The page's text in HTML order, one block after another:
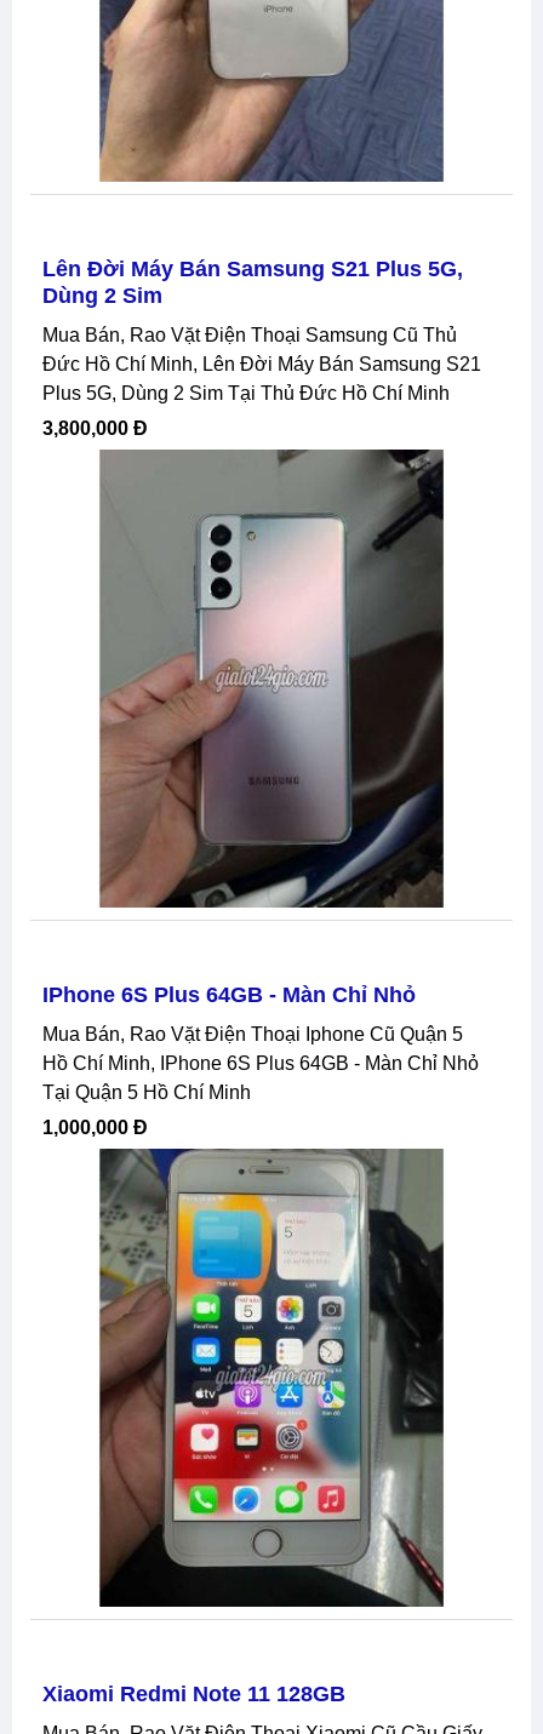
Lên Đời Máy Bán Samsung S21 Plus 5G,
Dùng 2 Sim
Mua Bán, Rao Vặt Điện Thoại Samsung Cũ Thủ
Đức Hồ Chí Minh, Lên Đời Máy Bán Samsung S21
Plus 5G, Dùng 2 Sim Tại Thủ Đức Hồ Chí Minh
3,800,000 Đ
IPhone 6S Plus 64GB - Màn Chỉ Nhỏ
Mua Bán, Rao Vặt Điện Thoại Iphone Cũ Quận 5
Hồ Chí Minh, IPhone 6S Plus 64GB - Màn Chỉ Nhỏ
Tại Quận 5 Hồ Chí Minh
1,000,000 Đ
Xiaomi Redmi Note 11 128GB